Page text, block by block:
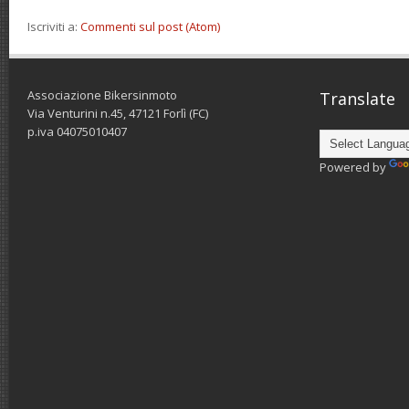
Iscriviti a: Commenti sul post (Atom)
Associazione Bikersinmoto
Via Venturini n.45, 47121 Forlì (FC)
p.iva 04075010407
Translate
Powered by